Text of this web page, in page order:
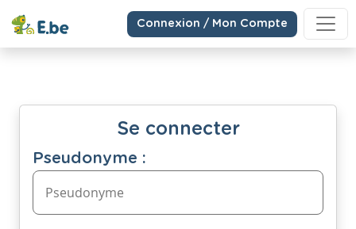
Connexion / Mon Compte
Se connecter
Pseudonyme :